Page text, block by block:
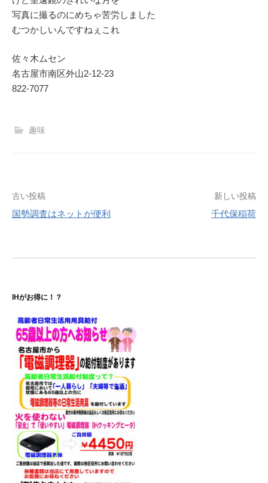
写真に撮るのにめちゃ苦労しました
むつかしいんですねぇこれ
佐々木ムセン
名古屋市南区外山2‐12‐23
822-7077
趣味
投
稿
シ
ョ
ン
古い投稿
国勢調査はネットが便利
新しい投稿
千代保稲荷
IHがお得に！？